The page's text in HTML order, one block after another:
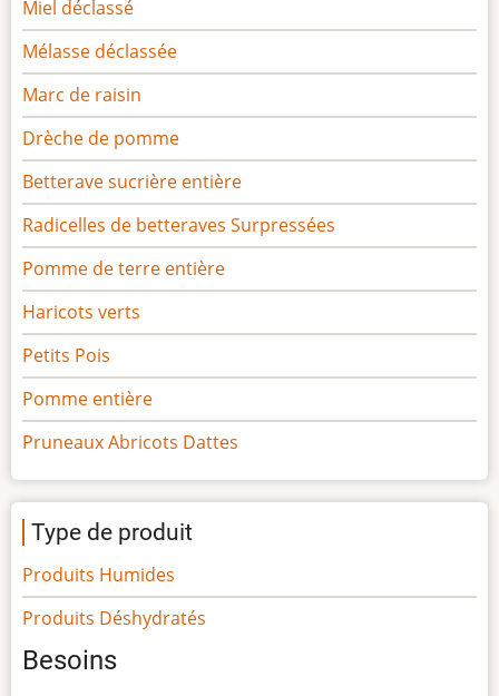
Miel déclassé
Mélasse déclassée
Marc de raisin
Drèche de pomme
Betterave sucrière entière
Radicelles de betteraves Surpressées
Pomme de terre entière
Haricots verts
Petits Pois
Pomme entière
Pruneaux Abricots Dattes
Type de produit
Produits Humides
Produits Déshydratés
Besoins